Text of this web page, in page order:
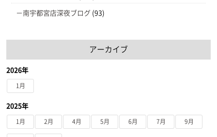
南宇都宮店深夜ブログ (93)
アーカイブ
2026年
1月
2025年
1月 2月 4月 5月 6月 7月 9月